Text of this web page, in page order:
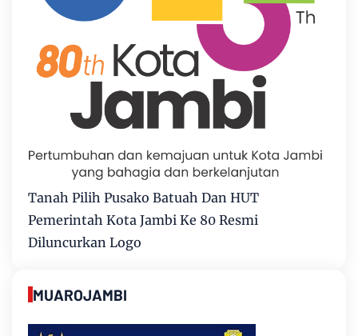
Tanah Pilih Pusako Batuah Dan HUT
Pemerintah Kota Jambi Ke 80 Resmi
Diluncurkan Logo
MUAROJAMBI